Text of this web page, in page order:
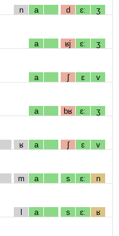
n a d ɛː ʒ
a ʁj ɛː ʒ
a ʃ ɛ v
a bʁ ɛː ʒ
ʁ a ʃ ɛ v
m a s ɛː n
l a s ɛː ʁ